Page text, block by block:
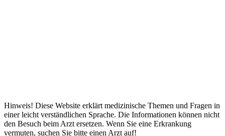
Hinweis! Diese Website erklärt medizinische Themen und Fragen in
einer leicht verständlichen Sprache. Die Informationen können nicht
den Besuch beim Arzt ersetzen. Wenn Sie eine Erkrankung
vermuten, suchen Sie bitte einen Arzt auf!